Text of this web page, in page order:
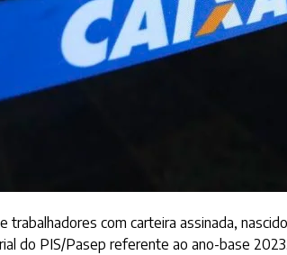
trabalhadores com carteira assinada,
do PIS/Pasep referente ao ano-base